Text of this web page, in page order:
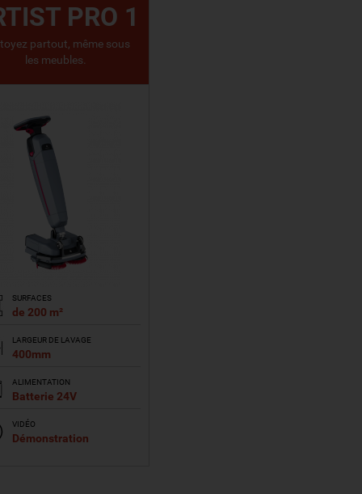
PRO 1
partout, même sous
les meubles.
SURFACES
de 200 m²
LARGEUR DE LAVAGE
400mm
ALIMENTATION
Batterie 24V
VIDÉO
Démonstration